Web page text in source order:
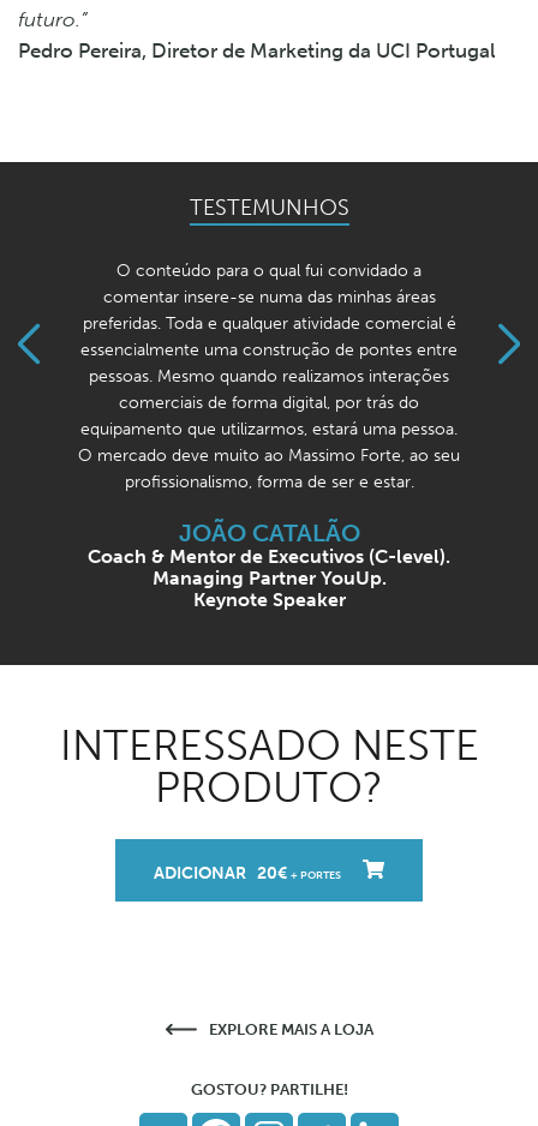
futuro.”
Pedro Pereira, Diretor de Marketing da UCI Portugal
TESTEMUNHOS
minhas áreas
comercial é
de pontes entre
interações
uma pessoa.
Forte, ao seu
(C-level).
Efetivamente já bebi algum do
é na minha opinião um dos
conhecedores do mercado
Portugal de “lés a lés”, com
comunicar muito objetiva e
de tudo um ser humano que
mais importante: As
MARCO
INTERESSADO NESTE
PRODUTO?
ADICIONAR 20€ + PORTES
EXPLORE MAIS A LOJA
GOSTOU? PARTILHE!